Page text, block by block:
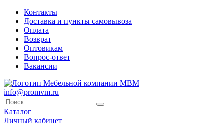
Контакты
Доставка и пункты самовывоза
Оплата
Возврат
Оптовикам
Вопрос-ответ
Вакансии
info@promvm.ru
Каталог
Личный кабинет